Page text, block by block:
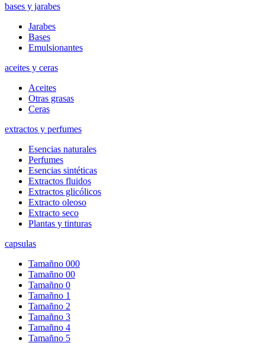
bases y jarabes
Jarabes
Bases
Emulsionantes
aceites y ceras
Aceites
Otras grasas
Ceras
extractos y perfumes
Esencias naturales
Perfumes
Esencias sintéticas
Extractos fluidos
Extractos glicólicos
Extracto oleoso
Extracto seco
Plantas y tinturas
capsulas
Tamañno 000
Tamañno 00
Tamañno 0
Tamañno 1
Tamañno 2
Tamañno 3
Tamañno 4
Tamañno 5